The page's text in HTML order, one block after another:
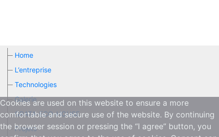
Cookies are used on this website to ensure a more
comfortable and secure use of the website. By continuing
the browser session or pressing the “I agree” button, you
Home
L’entreprise
Technologies
Galerie
GRATA-ECO-HOUSE
Projets